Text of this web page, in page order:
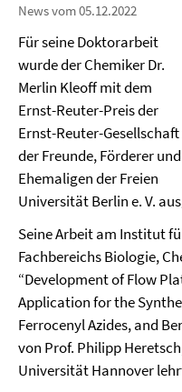
News vom 05.12.2022
Für seine Doktorarbeit
wurde der Chemiker Dr.
Merlin Kleoff mit dem
Ernst-Reuter-Preis der
Ernst-Reuter-Gesellschaft
der Freunde, Förderer und
Ehemaligen der Freien
Universität Berlin e. V.
Seine Arbeit am Institut
Fachbereichs Biologie,
“Development of Flow
Application for the
Ferrocenyl Azides, and
von Prof. Philipp
Universität Hannover